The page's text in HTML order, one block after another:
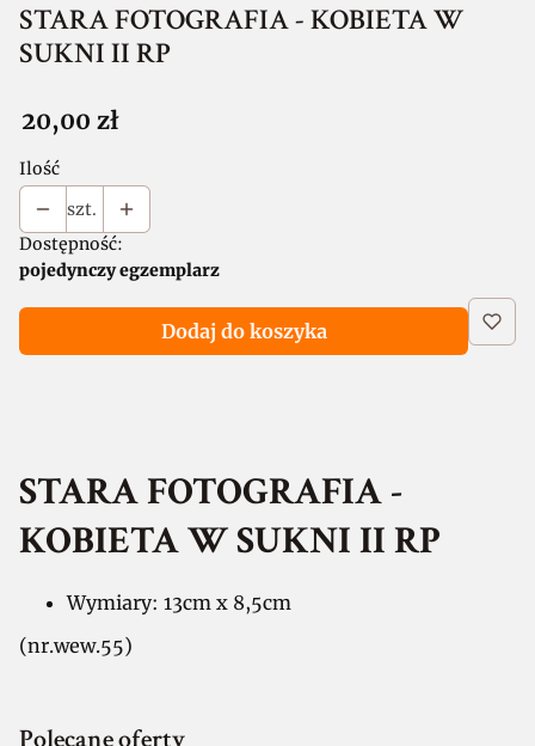
STARA FOTOGRAFIA - KOBIETA W
SUKNI II RP
Cena
20,00 zł
Ilość
szt.
Dostępność:
pojedynczy egzemplarz
Dodaj do koszyka
STARA FOTOGRAFIA -
KOBIETA W SUKNI II RP
Wymiary: 13cm x 8,5cm
(nr.wew.55)